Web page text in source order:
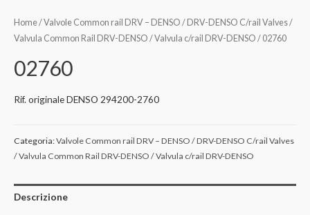
Home/Valvole Common rail DRV – DENSO / DRV-DENSO C/rail Valves /
Valvula Common Rail DRV-DENSO / Valvula c/rail DRV-DENSO / 02760
02760
Rif. originale DENSO 294200-2760
Categoria:Valvole Common rail DRV – DENSO / DRV-DENSO C/rail Valves
/ Valvula Common Rail DRV-DENSO / Valvula c/rail DRV-DENSO
Descrizione